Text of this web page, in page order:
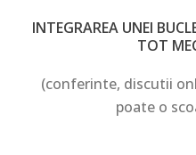
INTEGRAREA UNEI
TOT
(conferinte, discutii
poate o